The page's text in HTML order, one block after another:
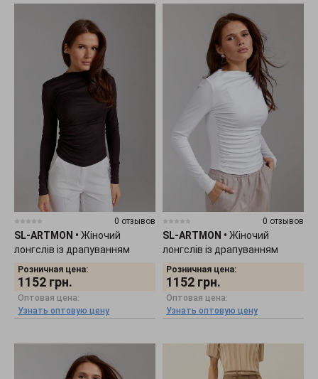
0 отзывов
SL-ARTMON • Жіночий
лонгслів із драпуванням
шоколадного кольору 584.3
Розничная цена:
1152 грн.
Оптовая цена:
Узнать оптовую цену
0 отзывов
SL-ARTMON • Жіночий
лонгслів із драпуванням
білого кольору 584.2
Розничная цена:
1152 грн.
Оптовая цена:
Узнать оптовую цену